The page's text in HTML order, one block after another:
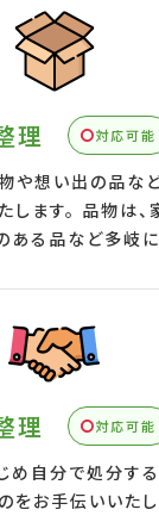
理 対応可能
や想い出の品な
ます。 品物は、
る品など多岐に
理 対応可能
め自分で処分す
をお手伝いいたし